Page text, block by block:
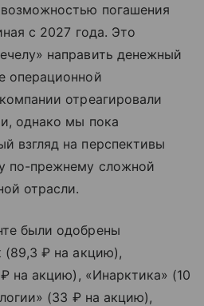
погашения
с 2027 года. Это
направить денежный
операционной
отреагировали
однако мы пока
взгляд на перспективы
по-прежнему сложной
отрасли.
были одобрены
₽ на акцию),
на акцию), «Инарктика» (10
(33 ₽ на акцию),